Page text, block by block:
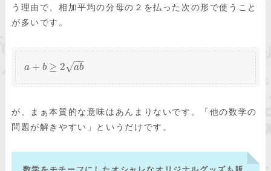
う理由で、相加平均の分母の２を払った次の形で使うこと
が多いです。
a + b ≥ 2 ab
−−
√
が、まぁ本質的な意味はあんまりないです。「他の数学の
問題が解きやすい」というだけです。